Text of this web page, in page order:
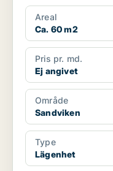
Areal
Ca. 60 m2
Pris pr. md.
Ej angivet
Område
Sandviken
Type
Lägenhet